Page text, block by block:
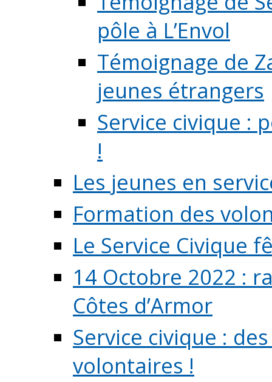
pôle à L’Envol
Témoignage de
jeunes étrangers
Service civique :
!
Les jeunes en
Formation des
Le Service Civique
14 Octobre 2022 :
Côtes d’Armor
Service civique :
volontaires !